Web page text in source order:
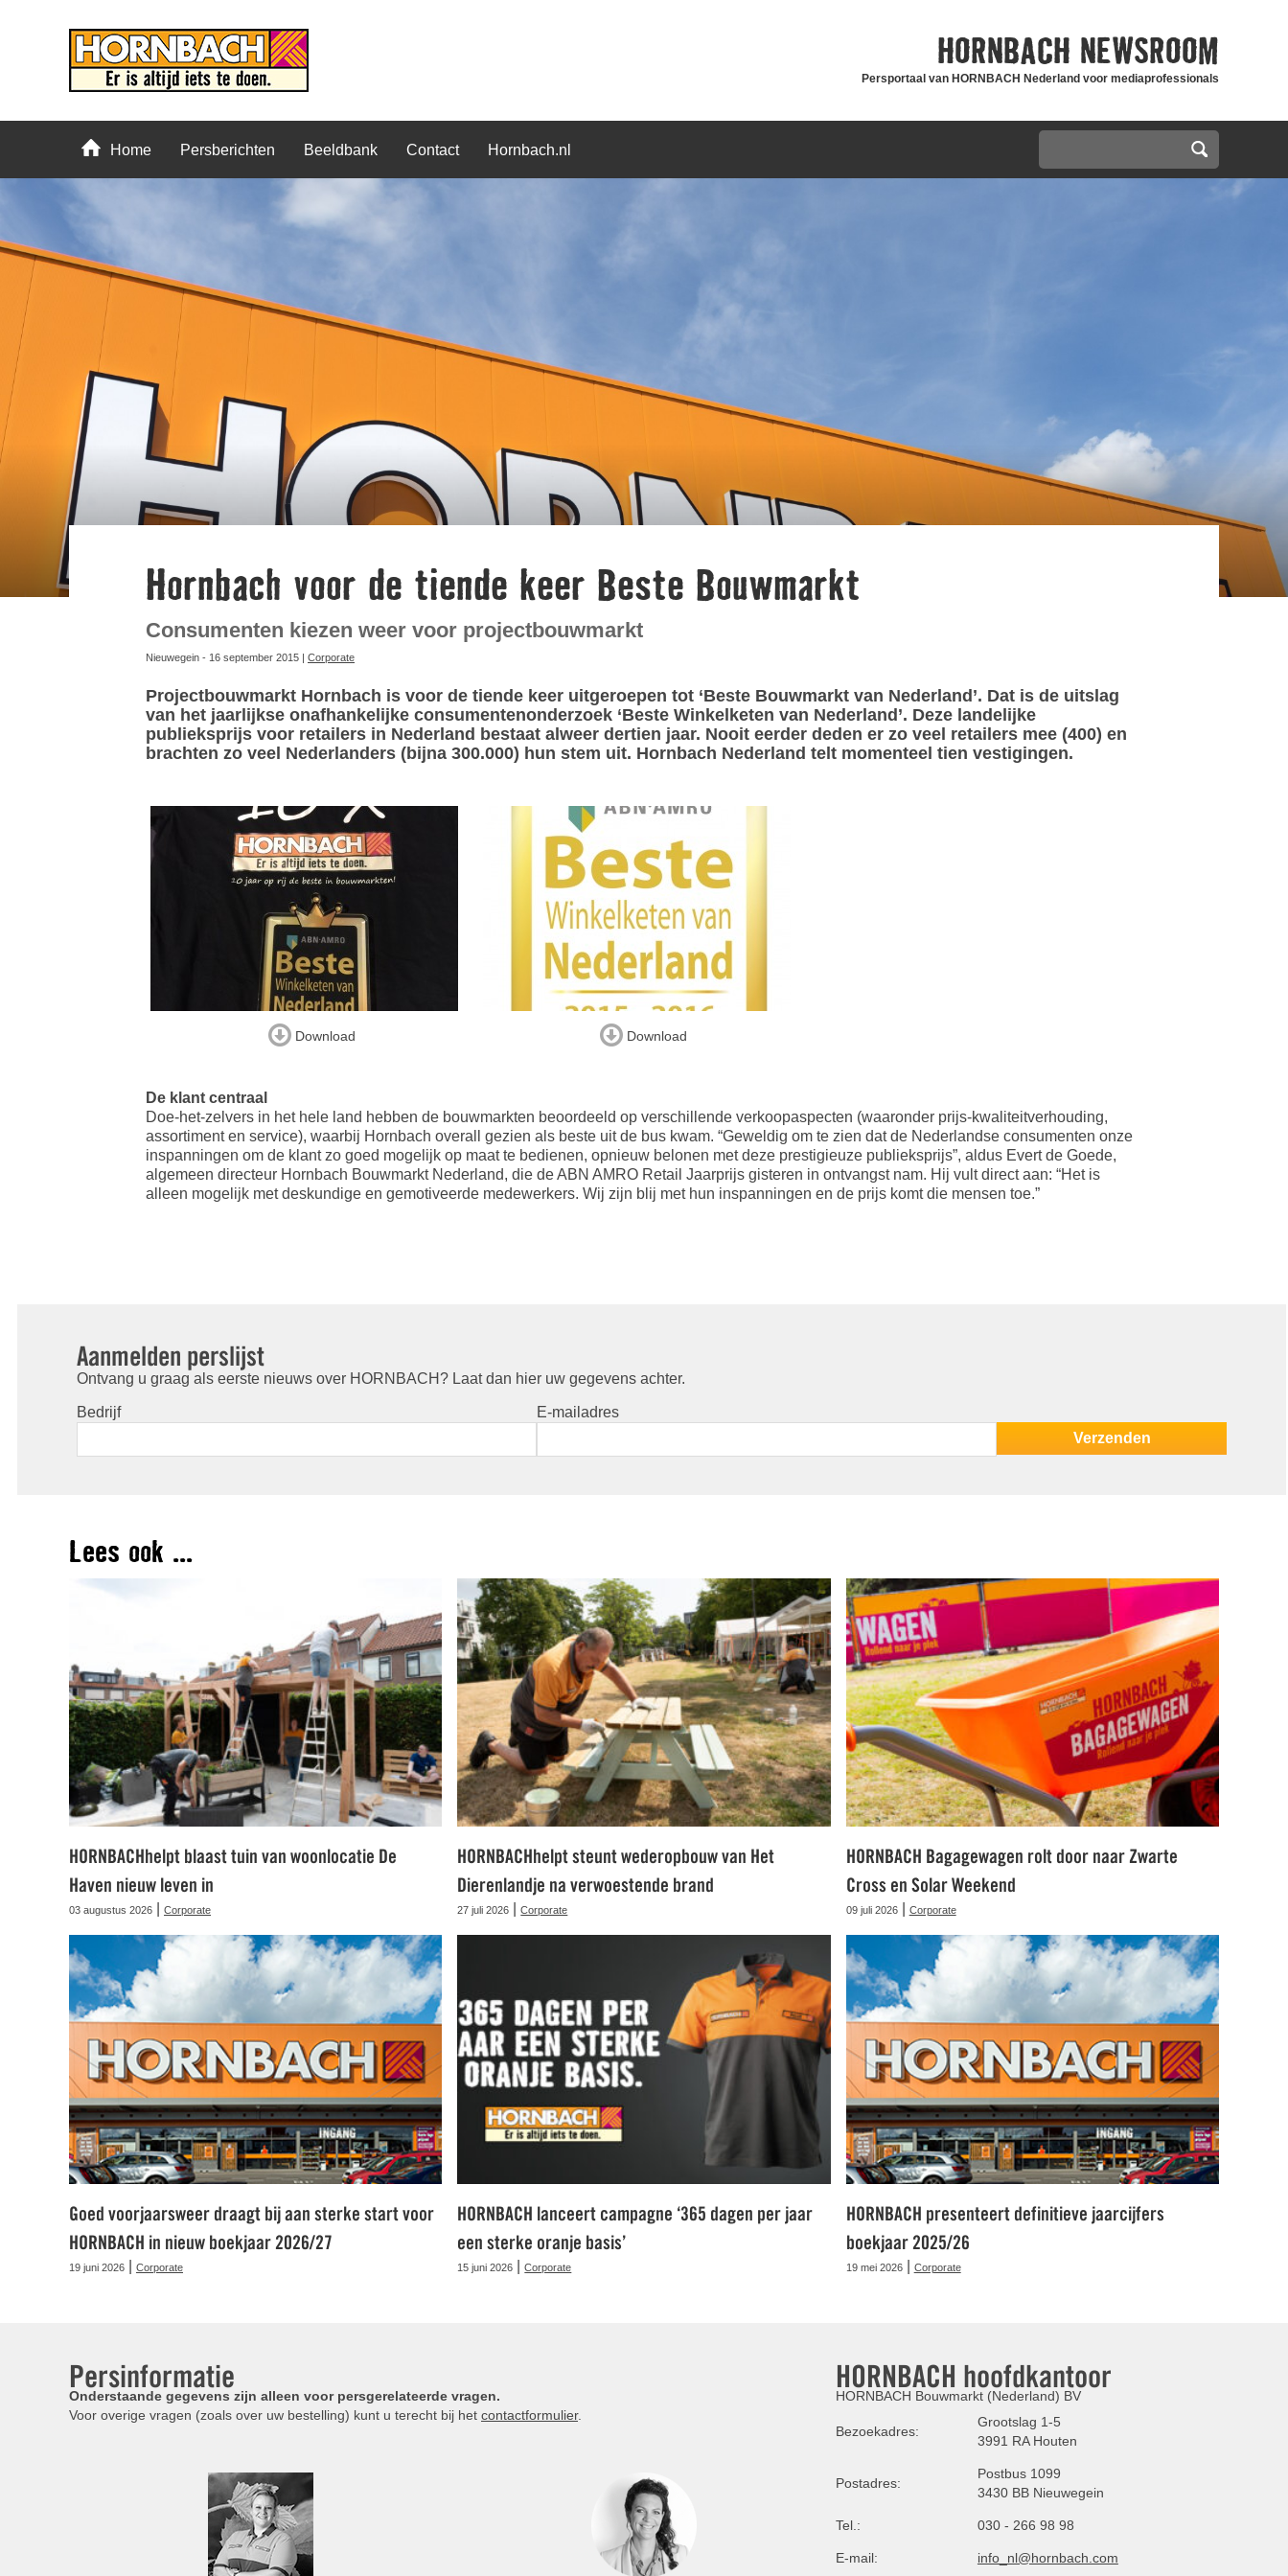
HORNBACH NEWSROOM
Persportaal van HORNBACH Nederland voor mediaprofessionals
Home Persberichten Beeldbank Contact Hornbach.nl
Hornbach voor de tiende keer Beste Bouwmarkt
Consumenten kiezen weer voor projectbouwmarkt
Nieuwegein - 16 september 2015 | Corporate
Projectbouwmarkt Hornbach is voor de tiende keer uitgeroepen tot ‘Beste Bouwmarkt van Nederland’. Dat is de uitslag
van het jaarlijkse onafhankelijke consumentenonderzoek ‘Beste Winkelketen van Nederland’. Deze landelijke
publieksprijs voor retailers in Nederland bestaat alweer dertien jaar. Nooit eerder deden er zo veel retailers mee (400) en
brachten zo veel Nederlanders (bijna 300.000) hun stem uit. Hornbach Nederland telt momenteel tien vestigingen.
Download Download
De klant centraal
Doe-het-zelvers in het hele land hebben de bouwmarkten beoordeeld op verschillende verkoopaspecten (waaronder prijs-kwaliteitverhouding,
assortiment en service), waarbij Hornbach overall gezien als beste uit de bus kwam. “Geweldig om te zien dat de Nederlandse consumenten onze
inspanningen om de klant zo goed mogelijk op maat te bedienen, opnieuw belonen met deze prestigieuze publieksprijs”, aldus Evert de Goede,
algemeen directeur Hornbach Bouwmarkt Nederland, die de ABN AMRO Retail Jaarprijs gisteren in ontvangst nam. Hij vult direct aan: “Het is
alleen mogelijk met deskundige en gemotiveerde medewerkers. Wij zijn blij met hun inspanningen en de prijs komt die mensen toe.”
Aanmelden perslijst
Ontvang u graag als eerste nieuws over HORNBACH? Laat dan hier uw gegevens achter.
Bedrijf E-mailadres
Lees ook ...
HORNBACHhelpt blaast tuin van woonlocatie De
Haven nieuw leven in
03 augustus 2026 Corporate
HORNBACHhelpt steunt wederopbouw van Het
Dierenlandje na verwoestende brand
27 juli 2026 |Corporate
HORNBACH Bagagewagen rolt door naar Zwarte
Cross en Solar Weekend
09 juli 2026| Corporate
Goed voorjaarsweer draagt bij aan sterke start voor
HORNBACH in nieuw boekjaar 2026/27
19 juni 2026 Corporate
HORNBACH lanceert campagne ‘365 dagen per jaar
een sterke oranje basis’
15 juni 2026 |Corporate
HORNBACH presenteert definitieve jaarcijfers
boekjaar 2025/26
19 mei 2026| Corporate
Persinformatie
Onderstaande gegevens zijn alleen voor persgerelateerde vragen.
Voor overige vragen (zoals over uw bestelling) kunt u terecht bij het contactformulier.
HORNBACH hoofdkantoor
HORNBACH Bouwmarkt (Nederland) BV
Bezoekadres:
Grootslag 1-5
3991 RA Houten
Postadres:
Postbus 1099
3430 BB Nieuwegein
Tel.: 030 - 266 98 98
E-mail: info_nl@hornbach.com